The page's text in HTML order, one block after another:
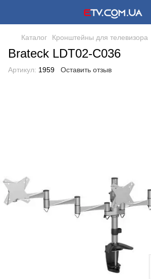
Каталог Кронштейны для телевизора
Brateck LDT02-C036
Артикул: 1959 Оставить отзыв